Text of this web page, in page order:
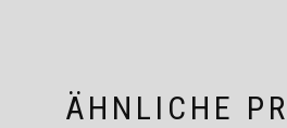
ÄHNLICHE